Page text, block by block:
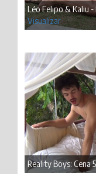
Léo Felipo & Kaliu
Visualizar
Reality Boys: Cena